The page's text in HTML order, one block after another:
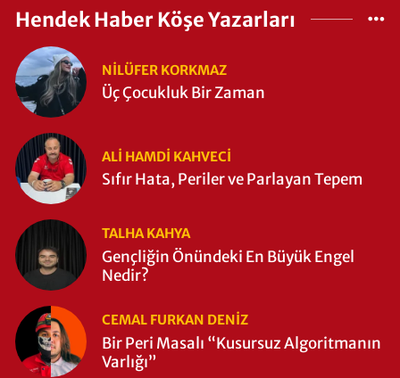
Hendek Haber Köşe Yazarları
NILÜFER KORKMAZ
Üç Çocukluk Bir Zaman
ALI HAMDI KAHVECİ
Sıfır Hata, Periler ve Parlayan Tepem
TALHA KAHYA
Gençliğin Önündeki En Büyük Engel
Nedir?
CEMAL FURKAN DENİZ
Bir Peri Masalı “Kusursuz Algoritmanın
Varlığı”